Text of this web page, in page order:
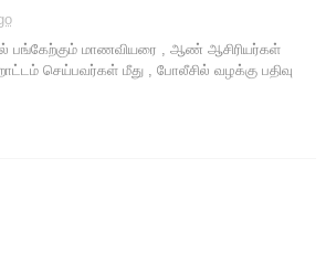
பங்கேற்கும் மாணவியரை , ஆண் ஆசிரியர்கள்
செய்பவர்கள் மீது , போலீசில் வழக்கு பதிவு